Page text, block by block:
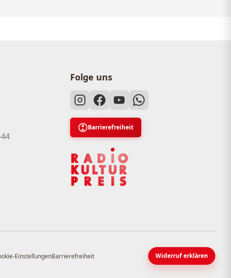
Folge uns
Barrierefreiheit
EinstellungenBarrierefreiheit Widerruf erklären